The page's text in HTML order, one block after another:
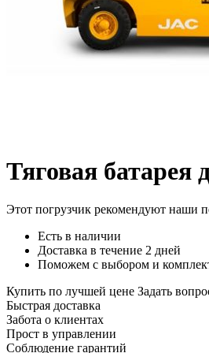
Тяговая батарея
Этот погрузчик рекомендуют наши
Есть в наличии
Доставка в течение 2 дней
Поможем с выбором и
Купить по лучшей цене Задать
Быстрая доставка
Забота о клиентах
Прост в управлении
Соблюдение гарантий